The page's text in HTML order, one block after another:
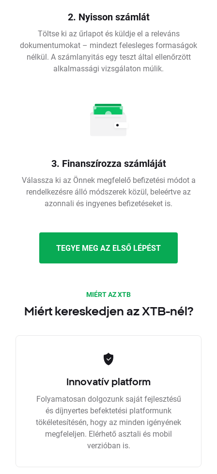
2. Nyisson számlát
Töltse ki az űrlapot és küldje el a releváns
dokumentumokat – mindezt felesleges formaságok
nélkül. A számlanyitás egy teszt által ellenőrzött
alkalmassági vizsgálaton múlik.
3. Finanszírozza számláját
Válassza ki az Önnek megfelelő befizetési módot a
rendelkezésre álló módszerek közül, beleértve az
azonnali és ingyenes befizetéseket is.
TEGYE MEG AZ ELSŐ LÉPÉST
MIÉRT AZ XTB
Miért kereskedjen az XTB-nél?
Innovatív platform
Folyamatosan dolgozunk saját fejlesztésű
és díjnyertes befektetési platformunk
tökéletesítésén, hogy az minden igényének
megfeleljen. Elérhető asztali és mobil
verzióban is.